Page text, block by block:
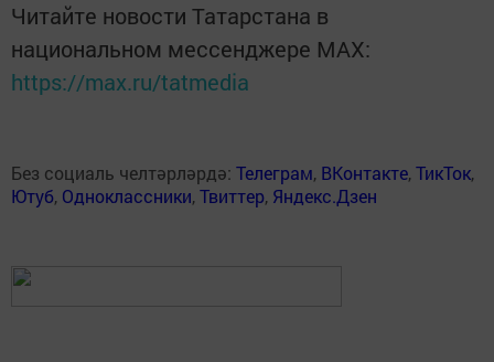
Читайте новости Татарстана в
национальном мессенджере MАХ:
https://max.ru/tatmedia
Без социаль челтәрләрдә: Телеграм, ВКонтакте,ТикТок,
Ютуб, Одноклассники,Твиттер, Яндекс.Дзен